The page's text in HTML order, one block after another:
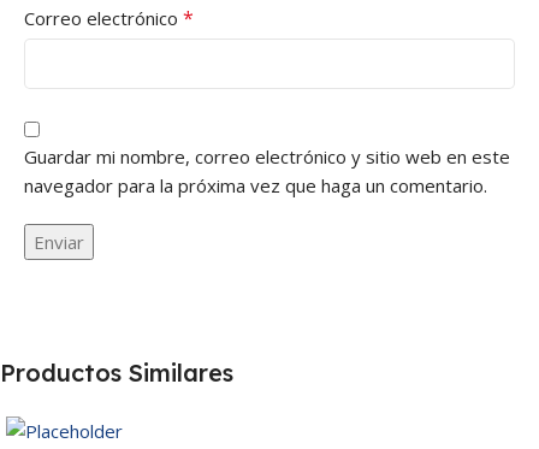
Correo electrónico *
Guardar mi nombre, correo electrónico y sitio web en este
navegador para la próxima vez que haga un comentario.
Productos Similares